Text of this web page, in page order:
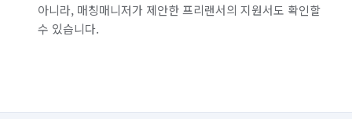
아니라, 매칭매니저가 제안한 프리랜서의 지원서도 확인할
수 있습니다.